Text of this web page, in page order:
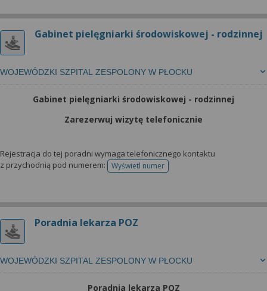
Gabinet pielęgniarki środowiskowej - rodzinnej
WOJEWÓDZKI SZPITAL ZESPOLONY W PŁOCKU
Gabinet pielęgniarki środowiskowej - rodzinnej
Zarezerwuj wizytę telefonicznie
Rejestracja do tej poradni wymaga telefonicznego kontaktu
z przychodnią pod numerem:
Wyświetl numertelefonu do rejestracji
Poradnia lekarza POZ
WOJEWÓDZKI SZPITAL ZESPOLONY W PŁOCKU
Poradnia lekarza POZ